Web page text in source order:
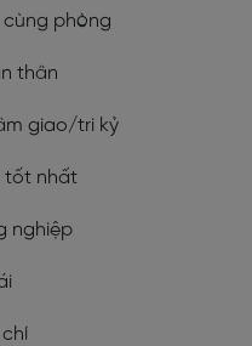
phòng
thân
giao/tri kỷ
tốt nhất
nghiệp